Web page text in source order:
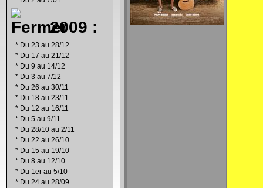
2009 :
* Du 23 au 28/12
* Du 17 au 21/12
* Du 9 au 14/12
* Du 3 au 7/12
* Du 26 au 30/11
* Du 18 au 23/11
* Du 12 au 16/11
* Du 5 au 9/11
* Du 28/10 au 2/11
* Du 22 au 26/10
* Du 15 au 19/10
* Du 8 au 12/10
* Du 1er au 5/10
* Du 24 au 28/09